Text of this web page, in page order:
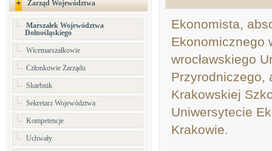
Zarząd Województwa
Marszałek Województwa
Dolnośląskiego
Wicemarszałkowie
Członkowie Zarządu
Skarbnik
Sekretarz Województwa
Kompetencje
Uchwały
Ekonomista,
Ekonomicznego
wrocławskiego
Przyrodniczego,
Krakowskiej
Uniwersytecie
Krakowie.